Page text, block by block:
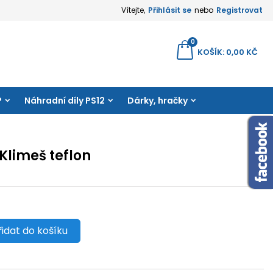
Vítejte, Přihlásit se nebo Registrovat
KOŠÍK
0
0,00 KČ
Náhradní díly PS12 Dárky, hračky
teflon
do košíku